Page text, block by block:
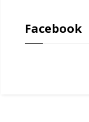
Facebook